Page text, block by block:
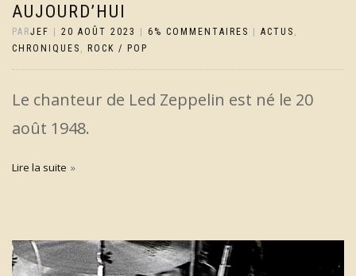
AUJOURD’HUI
PARJEF | 20 AOÛT 2023 | 6% COMMENTAIRES | ACTUS
CHRONIQUES
ROCK / POP
Le chanteur de Led Zeppelin est né le 20
août 1948.
Lire la suite